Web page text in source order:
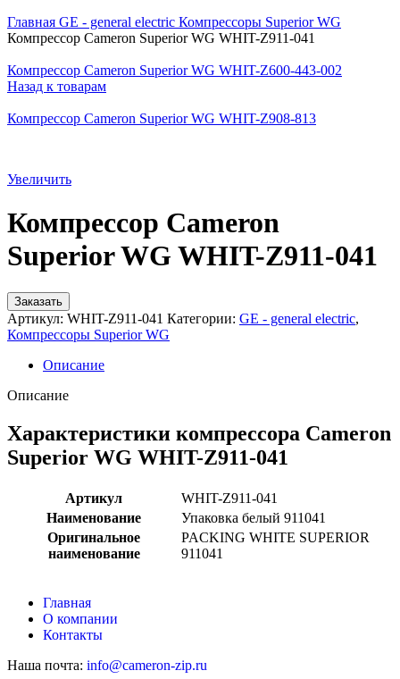
Главная GE - general electric Компрессоры Superior WG
Компрессор Cameron Superior WG WHIT-Z911-041
Компрессор Cameron Superior WG WHIT-Z600-443-002
Назад к товарам
Компрессор Cameron Superior WG WHIT-Z908-813
Увеличить
Компрессор Cameron
Superior WG WHIT-Z911-041
Заказать
Артикул: WHIT-Z911-041 Категории: GE - general electric,
Компрессоры Superior WG
Описание
Описание
Характеристики компрессора Cameron
Superior WG WHIT-Z911-041
Артикул
WHIT-Z911-041
Наименование
Упаковка белый 911041
Оригинальное
наименование
PACKING WHITE SUPERIOR
911041
Главная
О компании
Контакты
Наша почта: info@cameron-zip.ru